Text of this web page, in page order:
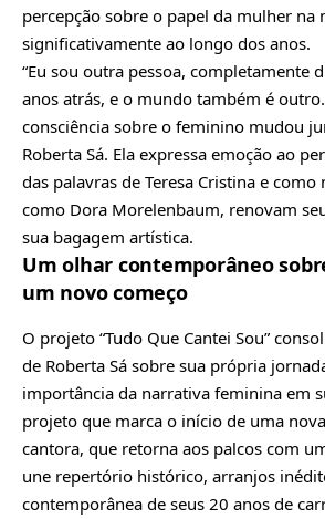
percepção sobre o papel da mulher na
significativamente ao longo dos anos.
“Eu sou outra pessoa, completamente
anos atrás, e o mundo também é
consciência sobre o feminino mudou
Roberta Sá. Ela expressa emoção ao
das palavras de Teresa Cristina e como
como Dora Morelenbaum, renovam
sua bagagem artística.
Um olhar contemporâneo
um novo começo
O projeto “Tudo Que Cantei Sou”
de Roberta Sá sobre sua própria
importância da narrativa feminina em
projeto que marca o início de uma
cantora, que retorna aos palcos com
une repertório histórico, arranjos
contemporânea de seus 20 anos de